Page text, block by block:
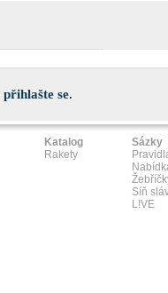
přihlašte se.
Katalog
Rakety
Sázky
Síň
L!VE